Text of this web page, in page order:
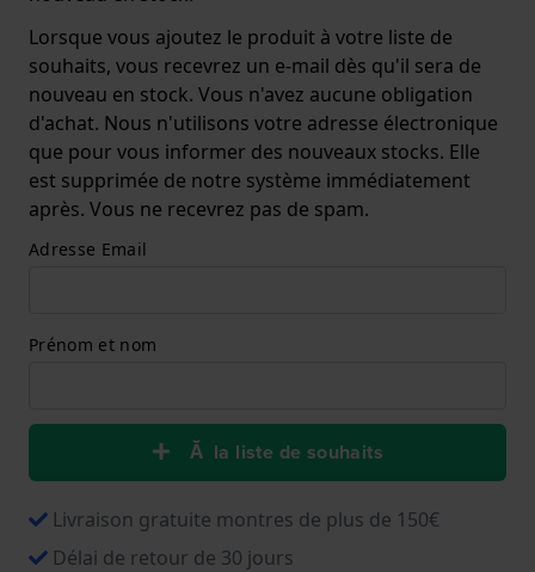
Lorsque vous ajoutez le produit à votre liste de
souhaits, vous recevrez un e-mail dès qu'il sera de
nouveau en stock. Vous n'avez aucune obligation
d'achat. Nous n'utilisons votre adresse électronique
que pour vous informer des nouveaux stocks. Elle
est supprimée de notre système immédiatement
après. Vous ne recevrez pas de spam.
Adresse Email
Prénom et nom
Ă la liste de souhaits
Livraison gratuite montres de plus de 150€
Délai de retour de 30 jours